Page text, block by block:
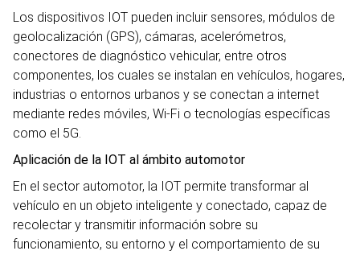
Los dispositivos IOT pueden incluir sensores, módulos de
geolocalización (GPS), cámaras, acelerómetros,
conectores de diagnóstico vehicular, entre otros
componentes, los cuales se instalan en vehículos, hogares,
industrias o entornos urbanos y se conectan a internet
mediante redes móviles, Wi-Fi o tecnologías específicas
como el 5G.
Aplicación de la IOT al ámbito automotor
En el sector automotor, la IOT permite transformar al
vehículo en un objeto inteligente y conectado, capaz de
recolectar y transmitir información sobre su
funcionamiento, su entorno y el comportamiento de su